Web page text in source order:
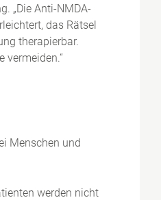
„Die Anti-NMDA-
das Rätsel
therapierbar.
vermeiden.“
Menschen und
werden nicht